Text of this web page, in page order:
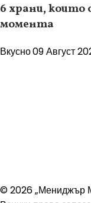
6 храни, които
момента
Вкусно09 Август
© 2026 „Мениджър